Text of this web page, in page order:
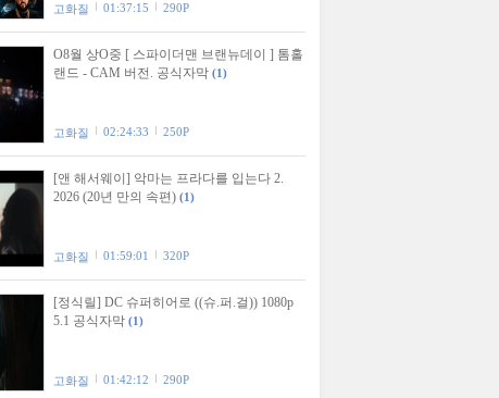
고화질 01:37:15 290P
O8월 상O중 [ 스파이더맨 브랜뉴데이 ] 톰홀
랜드 - CAM 버전. 공식자막 (1)
고화질 02:24:33 250P
[앤 해서웨이] 악마는 프라다를 입는다 2.
2026 (20년 만의 속편) (1)
고화질 01:59:01 320P
[정식릴] DC 슈퍼히어로 ((슈.퍼.걸)) 1080p
5.1 공식자막 (1)
고화질 01:42:12 290P